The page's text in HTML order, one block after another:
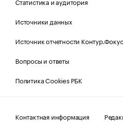
Источники данных
Источник отчетности Контур.Фокус
Вопросы и ответы
Политика Cookies РБК
Контактная информация